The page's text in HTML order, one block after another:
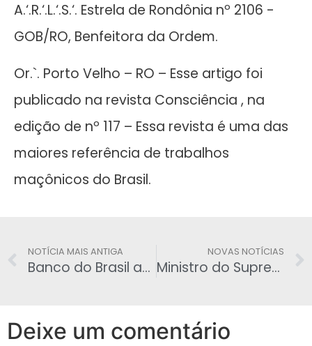
A.‘.R.‘.L.‘.S.‘. Estrela de Rondônia nº 2106 -
GOB/RO, Benfeitora da Ordem.
Or.`. Porto Velho – RO – Esse artigo foi
publicado na revista Consciência , na
edição de nº 117 – Essa revista é uma das
maiores referência de trabalhos
maçônicos do Brasil.
NOTÍCIA MAIS ANTIGA
Banco do Brasil abre concurso para 860 vagas de escriturário
NOVAS NOTÍCIAS
Ministro do Supremo não vai a jantar com Dilma
Deixe um comentário